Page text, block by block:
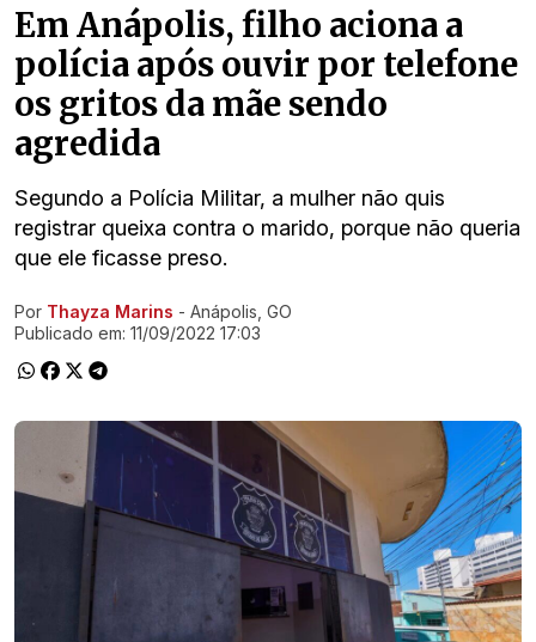
Em Anápolis, filho aciona a
polícia após ouvir por telefone
os gritos da mãe sendo
agredida
Segundo a Polícia Militar, a mulher não quis
registrar queixa contra o marido, porque não queria
que ele ficasse preso.
Ir direto pra matéria
Por Thayza Marins - Anápolis, GO
Publicado em: 11/09/2022 17:03